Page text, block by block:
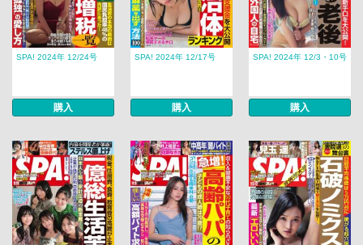
SPA! 2024年 12/24号
購入
SPA! 2024年 12/17号
購入
SPA! 2024年 12/3・10号
購入